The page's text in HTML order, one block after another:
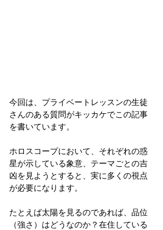
今回は、プライベートレッスンの生徒
さんのある質問がキッカケでこの記事
を書いています。
ホロスコープにおいて、それぞれの惑
星が示している象意、テーマごとの吉
凶を見ようとすると、実に多くの視点
が必要になります。
たとえば太陽を見るのであれば、品位
（強さ）はどうなのか？在住している